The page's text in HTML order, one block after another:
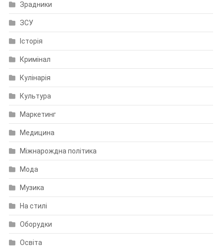
Зрадники
ЗСУ
Історія
Кримінал
Кулінарія
Культура
Маркетинг
Медицина
Міжнарождна політика
Мода
Музика
На стилі
Оборудки
Освіта